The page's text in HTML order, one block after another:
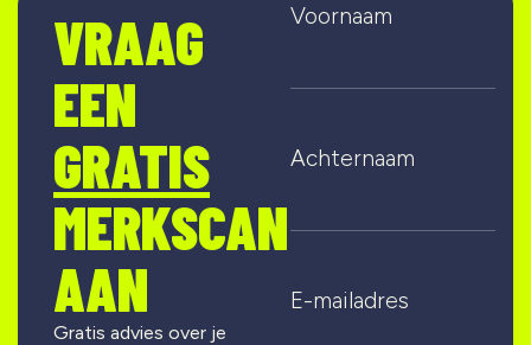
VRAAG
EEN
GRATIS
MERKSCAN
AAN
Gratis advies over je
Voornaam
Achternaam
E-mailadres